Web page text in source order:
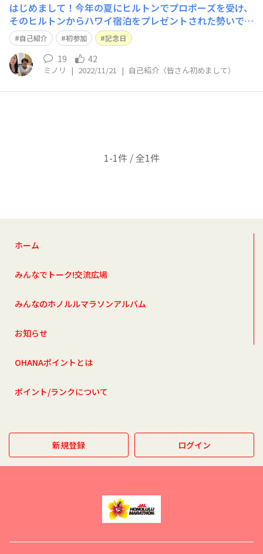
はじめまして！今年の夏にヒルトンでプロポーズを受け、
そのヒルトンからハワイ宿泊をプレゼントされた勢いでパ
ートナーとホノルルマラソンに申し込みました。大会当日
12/11は偶然にも私達の交際開始日！ホノルルを走ってい
る間、日本では代理人による婚姻届提出が行われる予定で
す。 マラソン初挑戦なので20キロ走
自己紹介 初参加 記念日
19 42
ミノリ | 2022/11/21 | 自己紹介（皆さん初めまして）
1-1件 / 全1件
ホーム
みんなでトーク!交流広場
みんなのホノルルマラソンアルバム
お知らせ
OHANAポイントとは
ポイント/ランクについて
新規登録 ログイン